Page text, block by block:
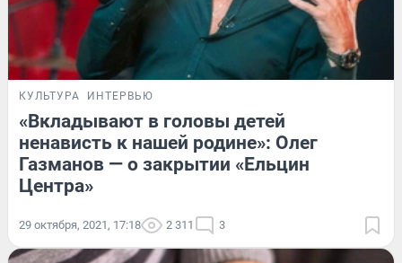
КУЛЬТУРА ИНТЕРВЬЮ
«Вкладывают в головы детей
ненависть к нашей родине»: Олег
Газманов — о закрытии «Ельцин
Центра»
29 октября, 2021, 17:18 2 311 3